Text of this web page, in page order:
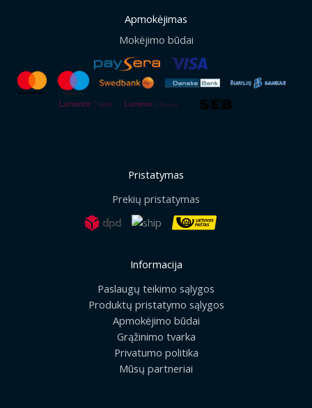
Apmokėjimas
Mokėjimo būdai
Pristatymas
Prekių pristatymas
Informacija
Paslaugų teikimo sąlygos
Produktų pristatymo sąlygos
Apmokėjimo būdai
Grąžinimo tvarka
Privatumo politika
Mūsų partneriai